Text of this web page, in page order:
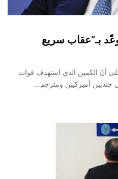
بـ”عقاب سريع
أنّ الكمين الذي استهدف قوات
جنديين أميركيين ومترجم…